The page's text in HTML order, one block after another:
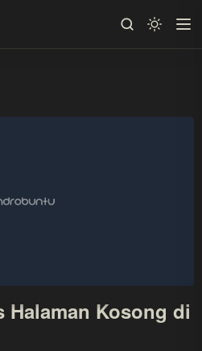
Halaman Kosong di